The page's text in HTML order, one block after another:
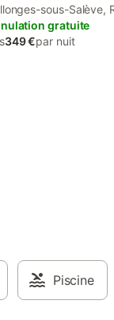
sous-Salève,
en-Genevois
gratuite
349 €par nuit
Piscine